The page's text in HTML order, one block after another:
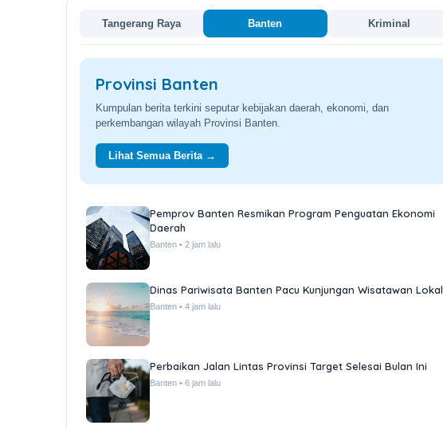
Tangerang Raya Banten Kriminal
Provinsi Banten
Kumpulan berita terkini seputar kebijakan daerah, ekonomi, dan
perkembangan wilayah Provinsi Banten.
Lihat Semua Berita →
Pemprov Banten Resmikan Program Penguatan Ekonomi
Daerah
Banten • 2 jam lalu
Dinas Pariwisata Banten Pacu Kunjungan Wisatawan Lokal
Banten • 4 jam lalu
Perbaikan Jalan Lintas Provinsi Target Selesai Bulan Ini
Banten • 6 jam lalu